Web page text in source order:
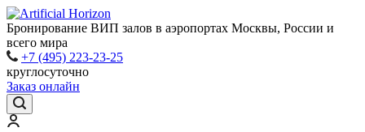
Бронирование ВИП залов в аэропортах Москвы, России и
всего мира
+7 (495) 223-23-25
круглосуточно
Заказ онлайн